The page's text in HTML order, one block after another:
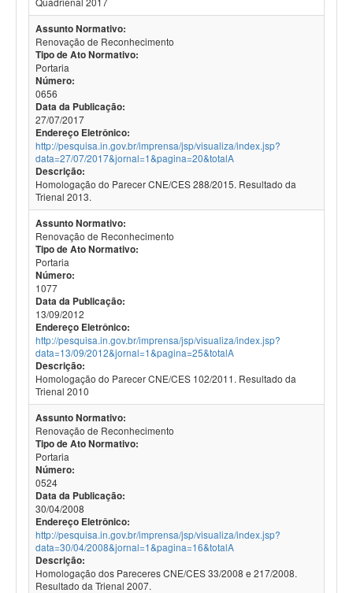
Assunto Normativo:
Renovação de Reconhecimento
Tipo de Ato Normativo:
Portaria
Número:
0656
Data da Publicação:
27/07/2017
Endereço Eletrônico:
http://pesquisa.in.gov.br/imprensa/jsp/visualiza/index.jsp?
data=27/07/2017&jornal=1&pagina=20&totalA
Descrição:
Homologação do Parecer CNE/CES 288/2015. Resultado da
Trienal 2013.
Assunto Normativo:
Renovação de Reconhecimento
Tipo de Ato Normativo:
Portaria
Número:
1077
Data da Publicação:
13/09/2012
Endereço Eletrônico:
http://pesquisa.in.gov.br/imprensa/jsp/visualiza/index.jsp?
data=13/09/2012&jornal=1&pagina=25&totalA
Descrição:
Homologação do Parecer CNE/CES 102/2011. Resultado da
Trienal 2010
Assunto Normativo:
Renovação de Reconhecimento
Tipo de Ato Normativo:
Portaria
Número:
0524
Data da Publicação:
30/04/2008
Endereço Eletrônico:
http://pesquisa.in.gov.br/imprensa/jsp/visualiza/index.jsp?
data=30/04/2008&jornal=1&pagina=16&totalA
Descrição:
Homologação dos Pareceres CNE/CES 33/2008 e 217/2008.
Resultado da Trienal 2007.